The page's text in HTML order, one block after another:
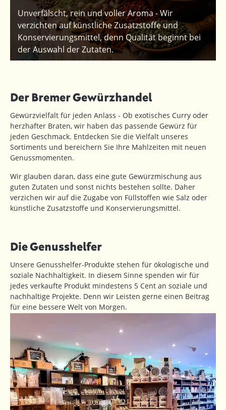
Unverfälscht, rein und voller Aroma - Wir
verzichten auf künstliche Zusatzstoffe und
Konservierungsmittel, denn Qualität beginnt bei
der Auswahl der Zutaten.
Der Bremer Gewürzhandel
Gewürzvielfalt für jeden Anlass - Ob exotisches Curry oder
herzhafter Braten, wir haben das passende Gewürz für
jeden Geschmack. Entdecken Sie die Vielfalt unseres
Sortiments und bereichern Sie Ihre Mahlzeiten mit neuen
Genussmomenten.
Wir glauben daran, dass eine gute Gewürzmischung aus
guten Zutaten und sonst nichts bestehen sollte. Daher
verzichen wir auf die Zugabe von Füllstoffen wie Salz oder
künstliche Zusatzstoffe und Konservierungsmittel.
Die Genusshelfer
Unsere Genusshelfer-Produkte stehen für ökologische und
soziale Nachhaltigkeit. In diesem Sinne spenden wir für
jedes verkaufte Produkt mindestens 5 Cent an soziale und
nachhaltige Projekte. Denn wir Leisten gerne einen Beitrag
für eine bessere Welt von Morgen.